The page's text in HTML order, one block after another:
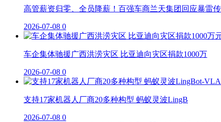
高管薪资归零、全员降薪！百强车商兰天集团回应暴雷
2026-07-08 0
车企集体驰援广西洪涝灾区 比亚迪向灾区捐款1000万
2026-07-08 0
支持17家机器人厂商20多种构型 蚂蚁灵波LingB
2026-07-08 0